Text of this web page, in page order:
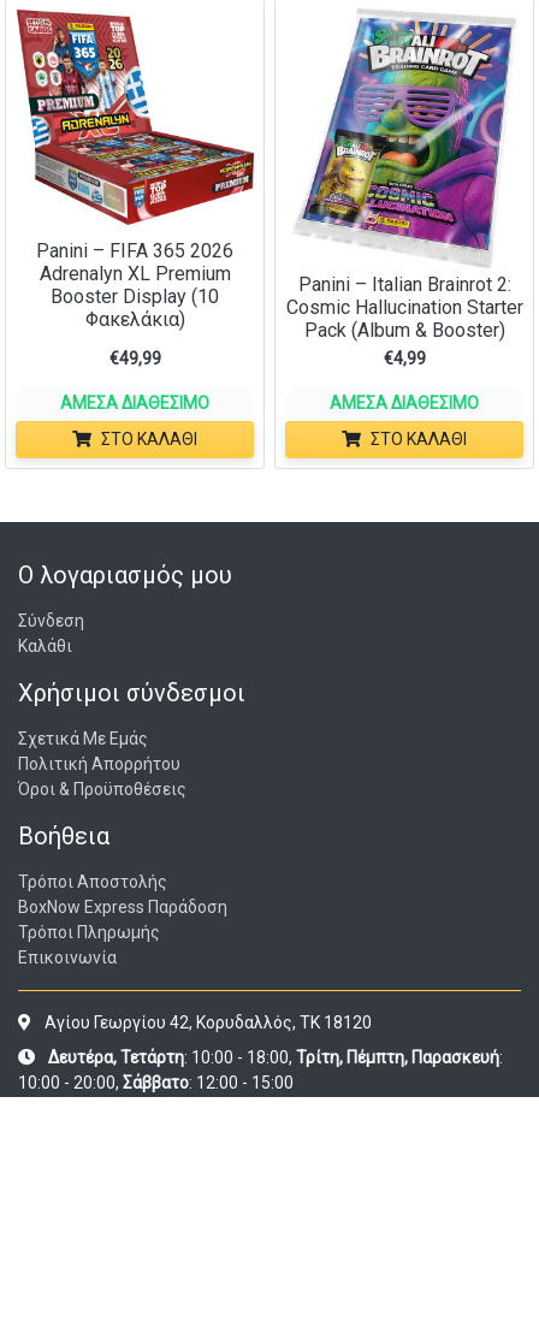
Panini – FIFA 365 2026
Adrenalyn XL Premium
Booster Display (10
Φακελάκια)
€49,99
ΆΜΕΣΑ ΔΙΑΘΈΣΙΜΟ
ΣΤΟ ΚΑΛΆΘΙ
Panini – Italian Brainrot 2:
Cosmic Hallucination Starter
Pack (Album & Booster)
€4,99
ΆΜΕΣΑ ΔΙΑΘΈΣΙΜΟ
ΣΤΟ ΚΑΛΆΘΙ
Ο λογαριασμός μου
Σύνδεση
Καλάθι
Χρήσιμοι σύνδεσμοι
Σχετικά Με Εμάς
Πολιτική Απορρήτου
Όροι & Προϋποθέσεις
Βοήθεια
Τρόποι Αποστολής
BoxNow Express Παράδοση
Τρόποι Πληρωμής
Επικοινωνία
Αγίου Γεωργίου 42, Κορυδαλλός, ΤΚ 18120
Δευτέρα, Τετάρτη: 10:00 - 18:00, Τρίτη, Πέμπτη, Παρασκευή:
10:00 - 20:00, Σάββατο: 12:00 - 15:00